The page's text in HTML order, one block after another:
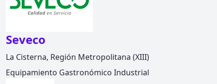
Seveco
La Cisterna, Región Metropolitana (XIII)
Equipamiento Gastronómico Industrial